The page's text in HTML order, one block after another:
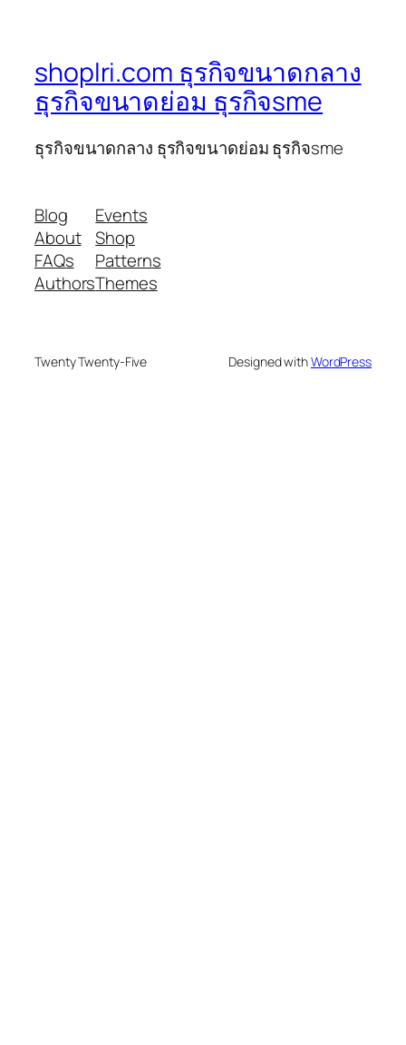
shoplri.com ธุรกิจขนาดกลาง
ธุรกิจขนาดย่อม ธุรกิจsme
ธุรกิจขนาดกลาง ธุรกิจขนาดย่อม ธุรกิจsme
Blog
About
FAQs
Authors
Events
Shop
Patterns
Themes
Twenty Twenty-Five Designed withWordPress